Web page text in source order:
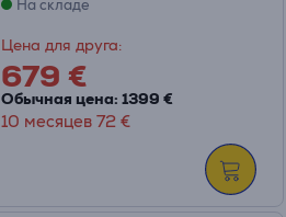
На складе
Цена для друга:
679 €
Обычная цена: 1399 €
10 месяцев 72 €